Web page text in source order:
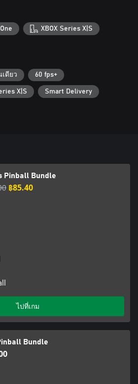
XBOX Series X|S
เดียว 60 fps+
X|S Smart Delivery
Pinball Bundle
฿85.40
ไปที่เกม
Bundle